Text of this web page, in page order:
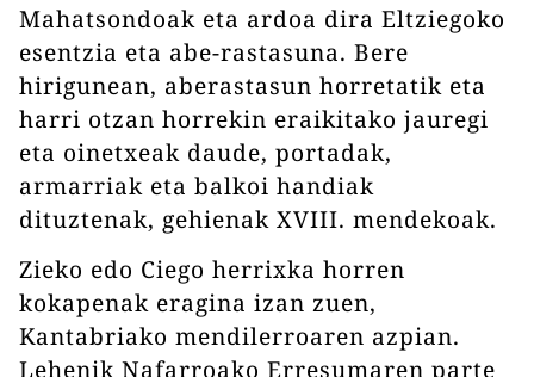
Mahatsondoak eta ardoa dira Eltziegoko
esentzia eta abe-rastasuna. Bere
hirigunean, aberastasun horretatik eta
harri otzan horrekin eraikitako jauregi
eta oinetxeak daude, portadak,
armarriak eta balkoi handiak
dituztenak, gehienak XVIII. mendekoak.
Zieko edo Ciego herrixka horren
kokapenak eragina izan zuen,
Kantabriako mendilerroaren azpian.
Lehenik Nafarroako Erresumaren parte